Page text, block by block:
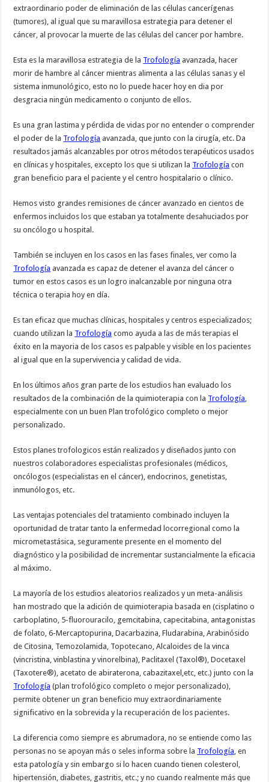
extraordinario poder de eliminación de las células cancerígenas
(tumores), al igual que su maravillosa estrategia para detener el
cáncer, al provocar la muerte de las células del cancer por hambre.
Esta es la maravillosa estrategia de la Trofología avanzada, hacer
morir de hambre al cáncer mientras alimenta a las células sanas y el
sistema inmunológico, esto no lo puede hacer hoy en dia por
desgracia ningún medicamento o conjunto de ellos.
Es una gran lastima y pérdida de vidas por no entender o comprender
el poder de la Trofología avanzada, que junto con la cirugía, etc. Da
resultados jamás alcanzables por otros métodos terapéuticos usados
en clínicas y hospitales, excepto los que si utilizan la Trofología con
gran beneficio para el paciente y el centro hospitalario o clínico.
Hemos visto grandes remisiones de cáncer avanzado en cientos de
enfermos incluidos los que estaban ya totalmente desahuciados por
su oncólogo u hospital.
También se incluyen en los casos en las fases finales, ver como la
Trofología avanzada es capaz de detener el avanza del cáncer o
tumor en estos casos es un logro inalcanzable por ninguna otra
técnica o terapia hoy en día.
Es tan eficaz que muchas clínicas, hospitales y centros especializados;
cuando utilizan la Trofología como ayuda a las de más terapias el
éxito en la mayoria de los casos es palpable y visible en los pacientes
al igual que en la supervivencia y calidad de vida.
En los últimos años gran parte de los estudios han evaluado los
resultados de la combinación de la quimioterapia con la Trofología
especialmente con un buen Plan trofológico completo o mejor
personalizado.
Estos planes trofologicos están realizados y diseñados junto con
nuestros colaboradores especialistas profesionales (médicos,
oncólogos (especialistas en el cáncer), endocrinos, genetistas,
inmunólogos, etc.
Las ventajas potenciales del tratamiento combinado incluyen la
oportunidad de tratar tanto la enfermedad locorregional como la
micrometastásica, seguramente presente en el momento del
diagnóstico y la posibilidad de incrementar sustancialmente la eficacia
al máximo.
La mayoría de los estudios aleatorios realizados y un meta-análisis
han mostrado que la adición de quimioterapia basada en (cisplatino o
carboplatino, 5-fluorouracilo, gemcitabina, capecitabina, antagonistas
de folato, 6-Mercaptopurina, Dacarbazina, Fludarabina, Arabinósido
de Citosina, Temozolamida, Topotecano, Alcaloides de la vinca
(vincristina, vinblastina y vinorelbina), Paclitaxel (Taxol®), Docetaxel
(Taxotere®), acetato de abiraterona, cabazitaxel,etc, etc.) junto con la
Trofología (plan trofológico completo o mejor personalizado),
permite obtener un gran beneficio muy extraordinariamente
significativo en la sobrevida y la recuperación de los pacientes.
La diferencia como siempre es abrumadora, no se entiende como las
personas no se apoyan más o seles informa sobre la Trofología , en
esta patología y sin embargo si lo hacen cuando tienen colesterol,
hipertensión, diabetes, gastritis, etc.; y no cuando realmente más que